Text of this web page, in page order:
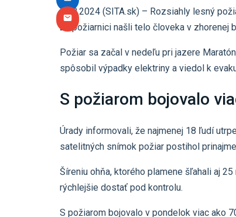
14.8.2024 (SITA.sk) – Rozsiahly lesný
že požiarnici našli telo človeka v zhorenej
Požiar sa začal v nedeľu pri jazere
spôsobil výpadky elektriny a viedol k
S požiarom bojovalo
Úrady informovali, že najmenej 18 ľudí
satelitných snímok požiar postihol
Šíreniu ohňa, ktorého plamene šľahali aj
rýchlejšie dostať pod kontrolu.
S požiarom bojovalo v pondelok viac ako